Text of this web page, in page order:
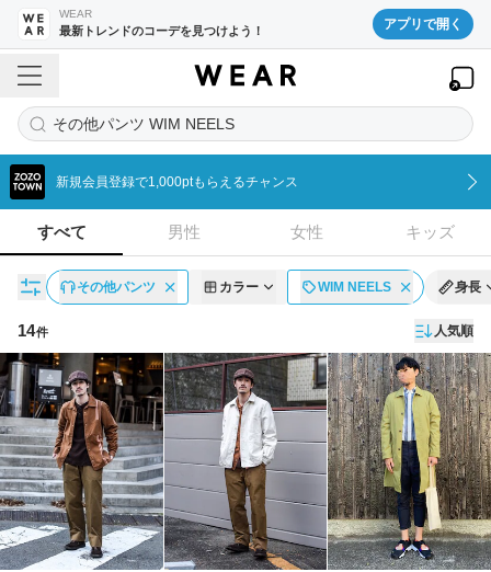
WEAR
最新トレンドのコーデを見つけよう！ アプリで開く
その他パンツ WIM NEELS
新規会員登録で1,000ptもらえるチャンス
すべて 男性 女性 キッズ
その他パンツ カラー WIM NEELS 身長
14件 人気順
コーディネート一覧